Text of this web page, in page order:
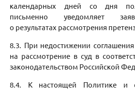
календарных дней со дня
письменно уведомляет
о результатах рассмотрения
8.3. При недостижении
на рассмотрение в суд в
законодательством Российской
8.4. К настоящей Политике и